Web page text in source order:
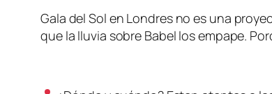
Gala del Sol en Londres no es una
que la lluvia sobre Babel los empape.